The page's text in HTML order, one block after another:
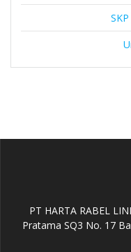
PT HARTA RABEL
Pratama SQ3 No. 17